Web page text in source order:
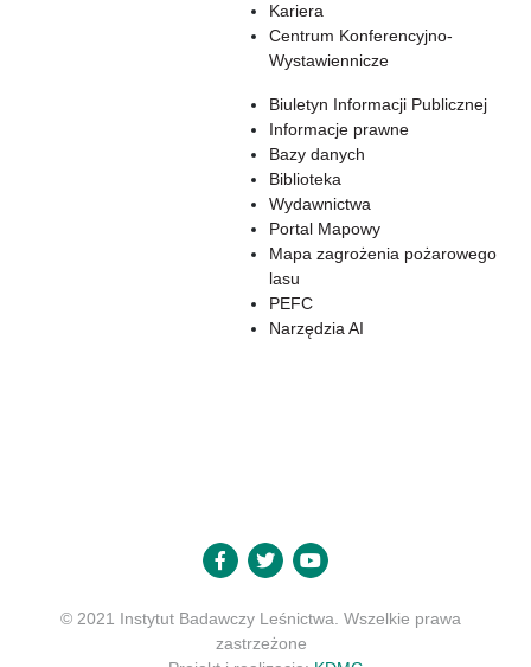
Kariera
Centrum Konferencyjno-
Wystawiennicze
Biuletyn Informacji Publicznej
Informacje prawne
Bazy danych
Biblioteka
Wydawnictwa
Portal Mapowy
Mapa zagrożenia pożarowego
lasu
PEFC
Narzędzia AI
© 2021 Instytut Badawczy Leśnictwa. Wszelkie prawa
zastrzeżone